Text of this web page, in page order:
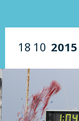
18 10 2015